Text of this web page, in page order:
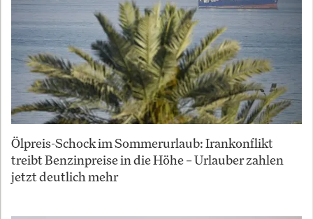
Ölpreis-Schock im Sommerurlaub: Irankonflikt
treibt Benzinpreise in die Höhe – Urlauber zahlen
jetzt deutlich mehr